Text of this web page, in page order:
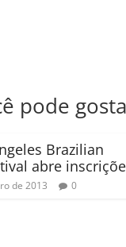
pode
Brazilian
abre
de 2013 0